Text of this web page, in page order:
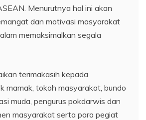
Menurutnya hal ini akan
dan motivasi masyarakat
memaksimalkan segala
terimakasih kepada
mamak, tokoh masyarakat, bundo
muda, pengurus pokdarwis dan
masyarakat serta para pegiat